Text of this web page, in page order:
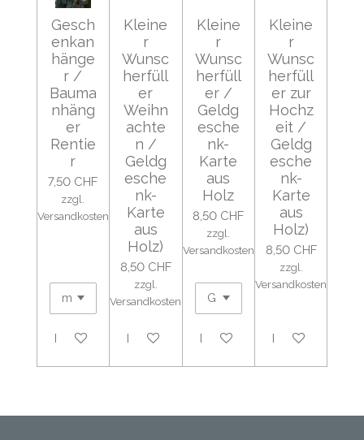
Gesch
enkan
hänge
r /
Bauma
nhäng
er
Rentie
r
7,50 CHF
zzgl.
Versandkosten
In den Warenkorb
Kleine
r
Wunsc
herfüll
er
Weihn
achte
n /
Geldg
esche
nk-
Karte
aus
Holz)
8,50 CHF
zzgl.
Versandkosten
In den Warenkorb
Kleine
r
Wunsc
herfüll
er /
Geldg
esche
nk-
Karte
aus
Holz
8,50 CHF
zzgl.
Versandkosten
In den Warenkorb
Kleine
r
Wunsc
herfüll
er zur
Hochz
eit /
Geldg
esche
nk-
Karte
aus
Holz)
8,50 CHF
zzgl.
Versandkosten
In den